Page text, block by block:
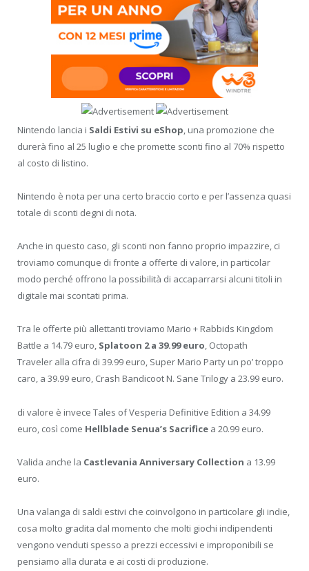
Nintendo lancia i Saldi Estivi su eShop, una promozione che
durerà fino al 25 luglio e che promette sconti fino al 70% rispetto
al costo di listino.
Nintendo è nota per una certo braccio corto e per l’assenza quasi
totale di sconti degni di nota.
Anche in questo caso, gli sconti non fanno proprio impazzire, ci
troviamo comunque di fronte a offerte di valore, in particolar
modo perché offrono la possibilità di accaparrarsi alcuni titoli in
digitale mai scontati prima.
Tra le offerte più allettanti troviamo Mario + Rabbids Kingdom
Battle a 14.79 euro, Splatoon 2 a 39.99 euro, Octopath
Traveler alla cifra di 39.99 euro, Super Mario Party un po’ troppo
caro, a 39.99 euro, Crash Bandicoot N. Sane Trilogy a 23.99 euro.
di valore è invece Tales of Vesperia Definitive Edition a 34.99
euro, così come Hellblade Senua’s Sacrifice a 20.99 euro.
Valida anche la Castlevania Anniversary Collection a 13.99
euro.
Una valanga di saldi estivi che coinvolgono in particolare gli indie,
cosa molto gradita dal momento che molti giochi indipendenti
vengono venduti spesso a prezzi eccessivi e improponibili se
pensiamo alla durata e ai costi di produzione.